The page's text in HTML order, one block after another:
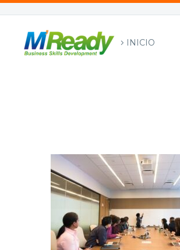
INICIO